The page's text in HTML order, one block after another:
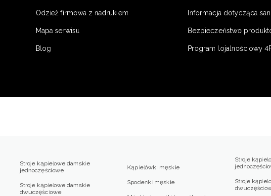
Odzież firmowa z nadrukiem
Mapa serwisu
Blog
Informacja dotycząca
Bezpieczeństwo
Program lojalnościowy
Stroje kąpielowe damskie
jednoczęściowe
Stroje kąpielowe damskie
dwuczęściowe
Kąpielówki męskie
Spodenki męskie
Stroje
Stroje